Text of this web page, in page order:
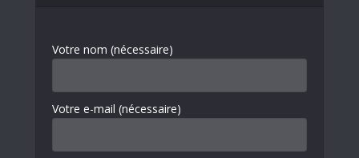
Votre nom (nécessaire)
Votre e-mail (nécessaire)